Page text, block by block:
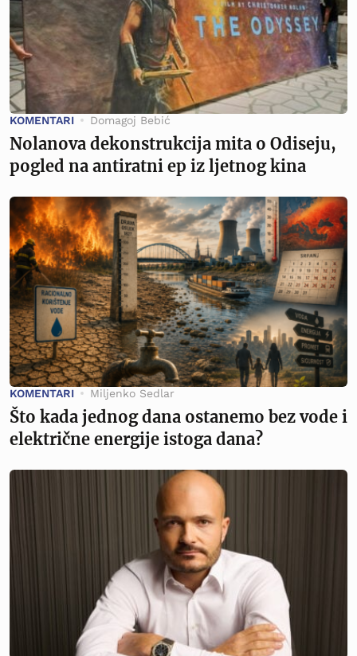
KOMENTARI Domagoj Bebić
Nolanova dekonstrukcija mita o Odiseju,
pogled na antiratni ep iz ljetnog kina
KOMENTARI Miljenko Sedlar
Što kada jednog dana ostanemo bez vode i
električne energije istoga dana?